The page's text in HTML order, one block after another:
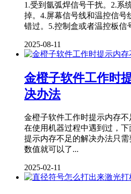
1.受到氩弧焊信号干扰。2.系
掉。4.屏幕信号线和温控信号
错过。5.控制盒或者温控板信
2025-08-11
金橙子软件工作时
决办法
金橙子软件工作时提示内存
在使用机器过程中遇到过，
提示内存不足的解决办法只
数值就可以了...
2025-02-11